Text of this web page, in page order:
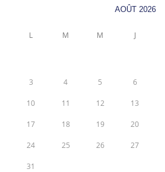
AOÛT 2026
L M M J
3 4 5 6
10 11 12 13
17 18 19 20
24 25 26 27
31